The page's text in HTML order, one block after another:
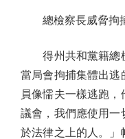
總檢察長威脅拘
得州共和黨籍總檢
當局會拘捕集體出逃
員像懦夫一樣逃跑
議會，我們應使用一
於法律之上的人。」